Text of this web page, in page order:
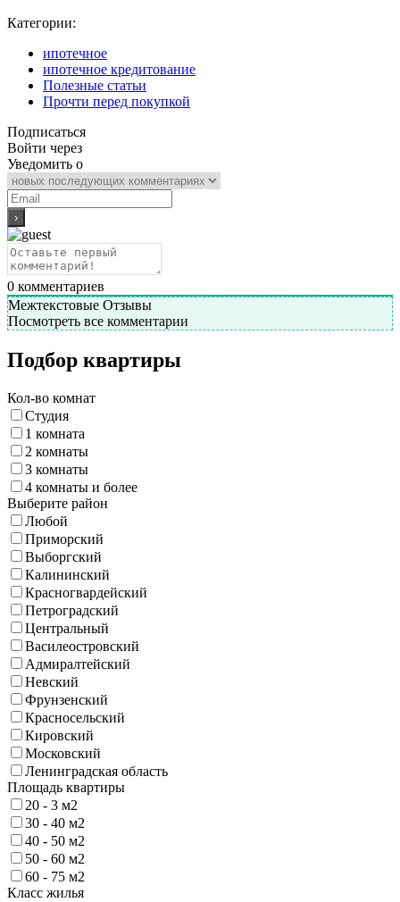
Категории:
ипотечное
ипотечное кредитование
Полезные статьи
Прочти перед покупкой
Подписаться
Войти через
Уведомить о
0 комментариев
Межтекстовые Отзывы
Посмотреть все комментарии
Подбор квартиры
Кол-во комнат
Студия
1 комната
2 комнаты
3 комнаты
4 комнаты и более
Выберите район
Любой
Приморский
Выборгский
Калининский
Красногвардейский
Петроградский
Центральный
Василеостровский
Адмиралтейский
Невский
Фрунзенский
Красносельский
Кировский
Московский
Ленинградская область
Площадь квартиры
20 - 3 м2
30 - 40 м2
40 - 50 м2
50 - 60 м2
60 - 75 м2
Класс жилья